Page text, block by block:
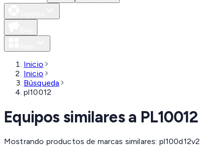
Inicio
Inicio
Búsqueda
pl10012
Equipos similares a PL10012
Mostrando productos de marcas similares: pl100d12v2